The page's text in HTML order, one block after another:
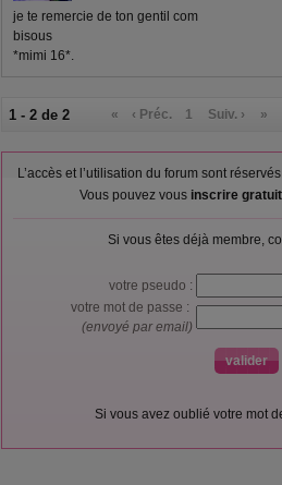
je te remercie de ton gentil com
bisous
*mimi 16*.
1 - 2 de 2 « ‹ Préc. 1 Suiv. › »
L’accès et l’utilisation du forum sont
Vous pouvez vous inscrire
Si vous êtes déjà membre,
votre pseudo :
votre mot de passe :
(envoyé par email)
Si vous avez oublié votre mot